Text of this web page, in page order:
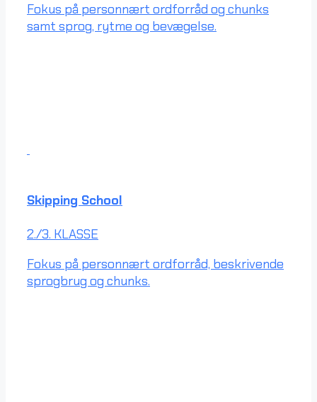
Fokus på personnært ordforråd og chunks
samt sprog, rytme og bevægelse.
Skipping School
2./3. KLASSE
Fokus på personnært ordforråd, beskrivende
sprogbrug og chunks.